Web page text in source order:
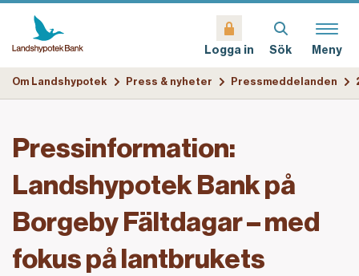
Logga in Sök Meny
Om Landshypotek Press & nyheter Pressmeddelanden
Pressinformation:
Landshypotek Bank på
Borgeby Fältdagar – med
fokus på lantbrukets